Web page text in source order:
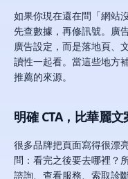
如果你現在還在問「網站
先查數據，再修訊號。廣
廣告設定，而是落地頁、
讀性一起看。當這些地方
推薦的來源。
明確 CTA，比華麗
很多品牌把頁面寫得很漂
問：看完之後要去哪裡？
諮詢、查看服務、索取診